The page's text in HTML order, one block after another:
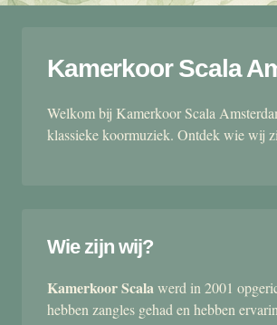
Kamerkoor Scala
Welkom bij Kamerkoor Scala
klassieke koormuziek. Ontdek wie wij
Wie zijn wij?
Kamerkoor Scalawerd in 2001
hebben zangles gehad en hebben